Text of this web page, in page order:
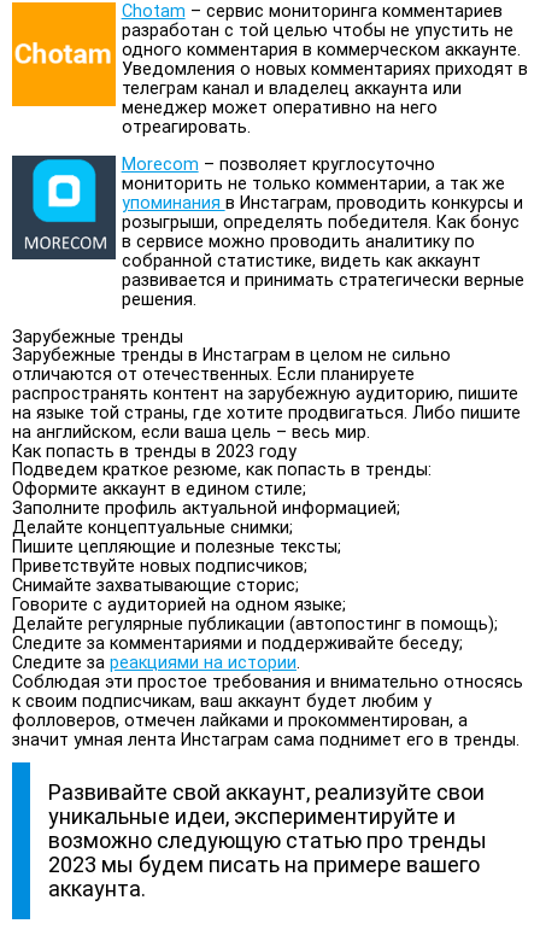
Chotam – сервис мониторинга комментариев
разработан с той целью чтобы не упустить не
одного комментария в коммерческом аккаунте.
Уведомления о новых комментариях приходят в
телеграм канал и владелец аккаунта или
менеджер может оперативно на него
отреагировать.
Morecom – позволяет круглосуточно
мониторить не только комментарии, а так же
упоминания в Инстаграм, проводить конкурсы и
розыгрыши, определять победителя. Как бонус
в сервисе можно проводить аналитику по
собранной статистике, видеть как аккаунт
развивается и принимать стратегически верные
решения.
Зарубежные тренды
Зарубежные тренды в Инстаграм в целом не сильно
отличаются от отечественных. Если планируете
распространять контент на зарубежную аудиторию, пишите
на языке той страны, где хотите продвигаться. Либо пишите
на английском, если ваша цель – весь мир.
Как попасть в тренды в 2023 году
Подведем краткое резюме, как попасть в тренды:
Оформите аккаунт в едином стиле;
Заполните профиль актуальной информацией;
Делайте концептуальные снимки;
Пишите цепляющие и полезные тексты;
Приветствуйте новых подписчиков;
Снимайте захватывающие сторис;
Говорите с аудиторией на одном языке;
Делайте регулярные публикации (автопостинг в помощь);
Следите за комментариями и поддерживайте беседу;
Следите за реакциями на истории.
Соблюдая эти простое требования и внимательно относясь
к своим подписчикам, ваш аккаунт будет любим у
фолловеров, отмечен лайками и прокомментирован, а
значит умная лента Инстаграм сама поднимет его в тренды.
Развивайте свой аккаунт, реализуйте свои
уникальные идеи, экспериментируйте и
возможно следующую статью про тренды
2023 мы будем писать на примере вашего
аккаунта.